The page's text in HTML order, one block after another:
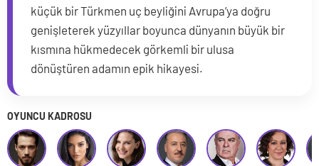
küçük bir Türkmen uç beyliğini Avrupa’ya doğru
genişleterek yüzyıllar boyunca dünyanın büyük bir
kısmına hükmedecek görkemli bir ulusa
dönüştüren adamın epik hikayesi.
OYUNCU KADROSU